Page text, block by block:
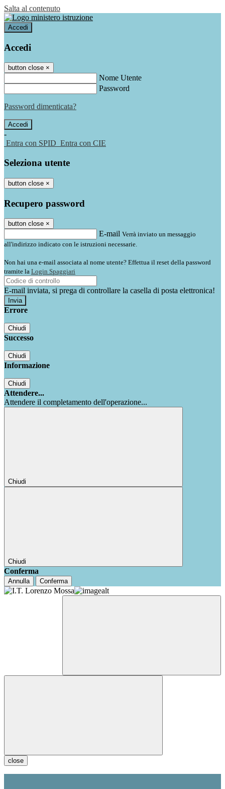
Salta al contenuto
Accedi
Accedi
button close ×
Nome Utente
Password
Password dimenticata?
-
Entra con SPID Entra con CIE
Seleziona utente
button close ×
Recupero password
button close ×
E-mail Verrà inviato un messaggio
all'indirizzo indicato con le istruzioni necessarie.
Non hai una e-mail associata al nome utente? Effettua il reset della password
tramite la Login Spaggiari
E-mail inviata, si prega di controllare la casella di posta elettronica!
Errore
Chiudi
Successo
Chiudi
Informazione
Chiudi
Attendere...
Attendere il completamento dell'operazione...
Chiudi
Chiudi
Conferma
Annulla Conferma
close